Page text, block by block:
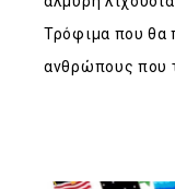
Τρόφιμα που θα
ανθρώπους που